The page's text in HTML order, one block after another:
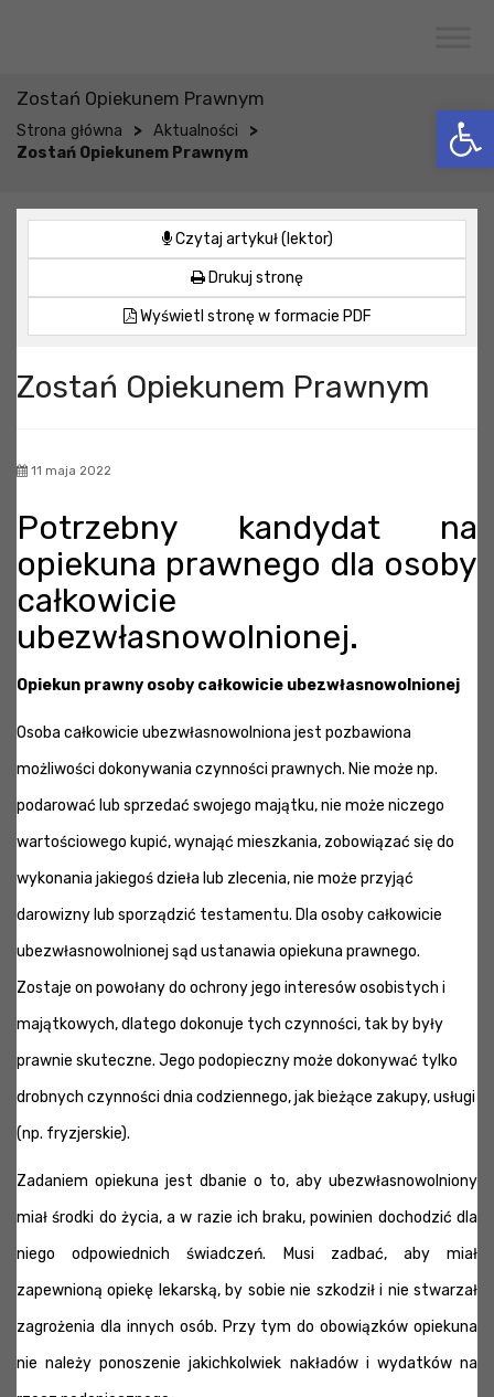
Zostań Opiekunem Prawnym
Strona główna > Aktualności >
Zostań Opiekunem Prawnym
Czytaj artykuł (lektor)
Drukuj stronę
Wyświetl stronę w formacie PDF
Zostań Opiekunem Prawnym
11 maja 2022
Potrzebny kandydat na
opiekuna prawnego dla osoby
całkowicie
ubezwłasnowolnionej.
Opiekun prawny osoby całkowicie ubezwłasnowolnionej
Osoba całkowicie ubezwłasnowolniona jest pozbawiona
możliwości dokonywania czynności prawnych. Nie może np.
podarować lub sprzedać swojego majątku, nie może niczego
wartościowego kupić, wynająć mieszkania, zobowiązać się do
wykonania jakiegoś dzieła lub zlecenia, nie może przyjąć
darowizny lub sporządzić testamentu. Dla osoby całkowicie
ubezwłasnowolnionej sąd ustanawia opiekuna prawnego.
Zostaje on powołany do ochrony jego interesów osobistych i
majątkowych, dlatego dokonuje tych czynności, tak by były
prawnie skuteczne. Jego podopieczny może dokonywać tylko
drobnych czynności dnia codziennego, jak bieżące zakupy, usługi
(np. fryzjerskie).
Zadaniem opiekuna jest dbanie o to, aby ubezwłasnowolniony
miał środki do życia, a w razie ich braku, powinien dochodzić dla
niego odpowiednich świadczeń. Musi zadbać, aby miał
zapewnioną opiekę lekarską, by sobie nie szkodził i nie stwarzał
zagrożenia dla innych osób. Przy tym do obowiązków opiekuna
nie należy ponoszenie jakichkolwiek nakładów i wydatków na